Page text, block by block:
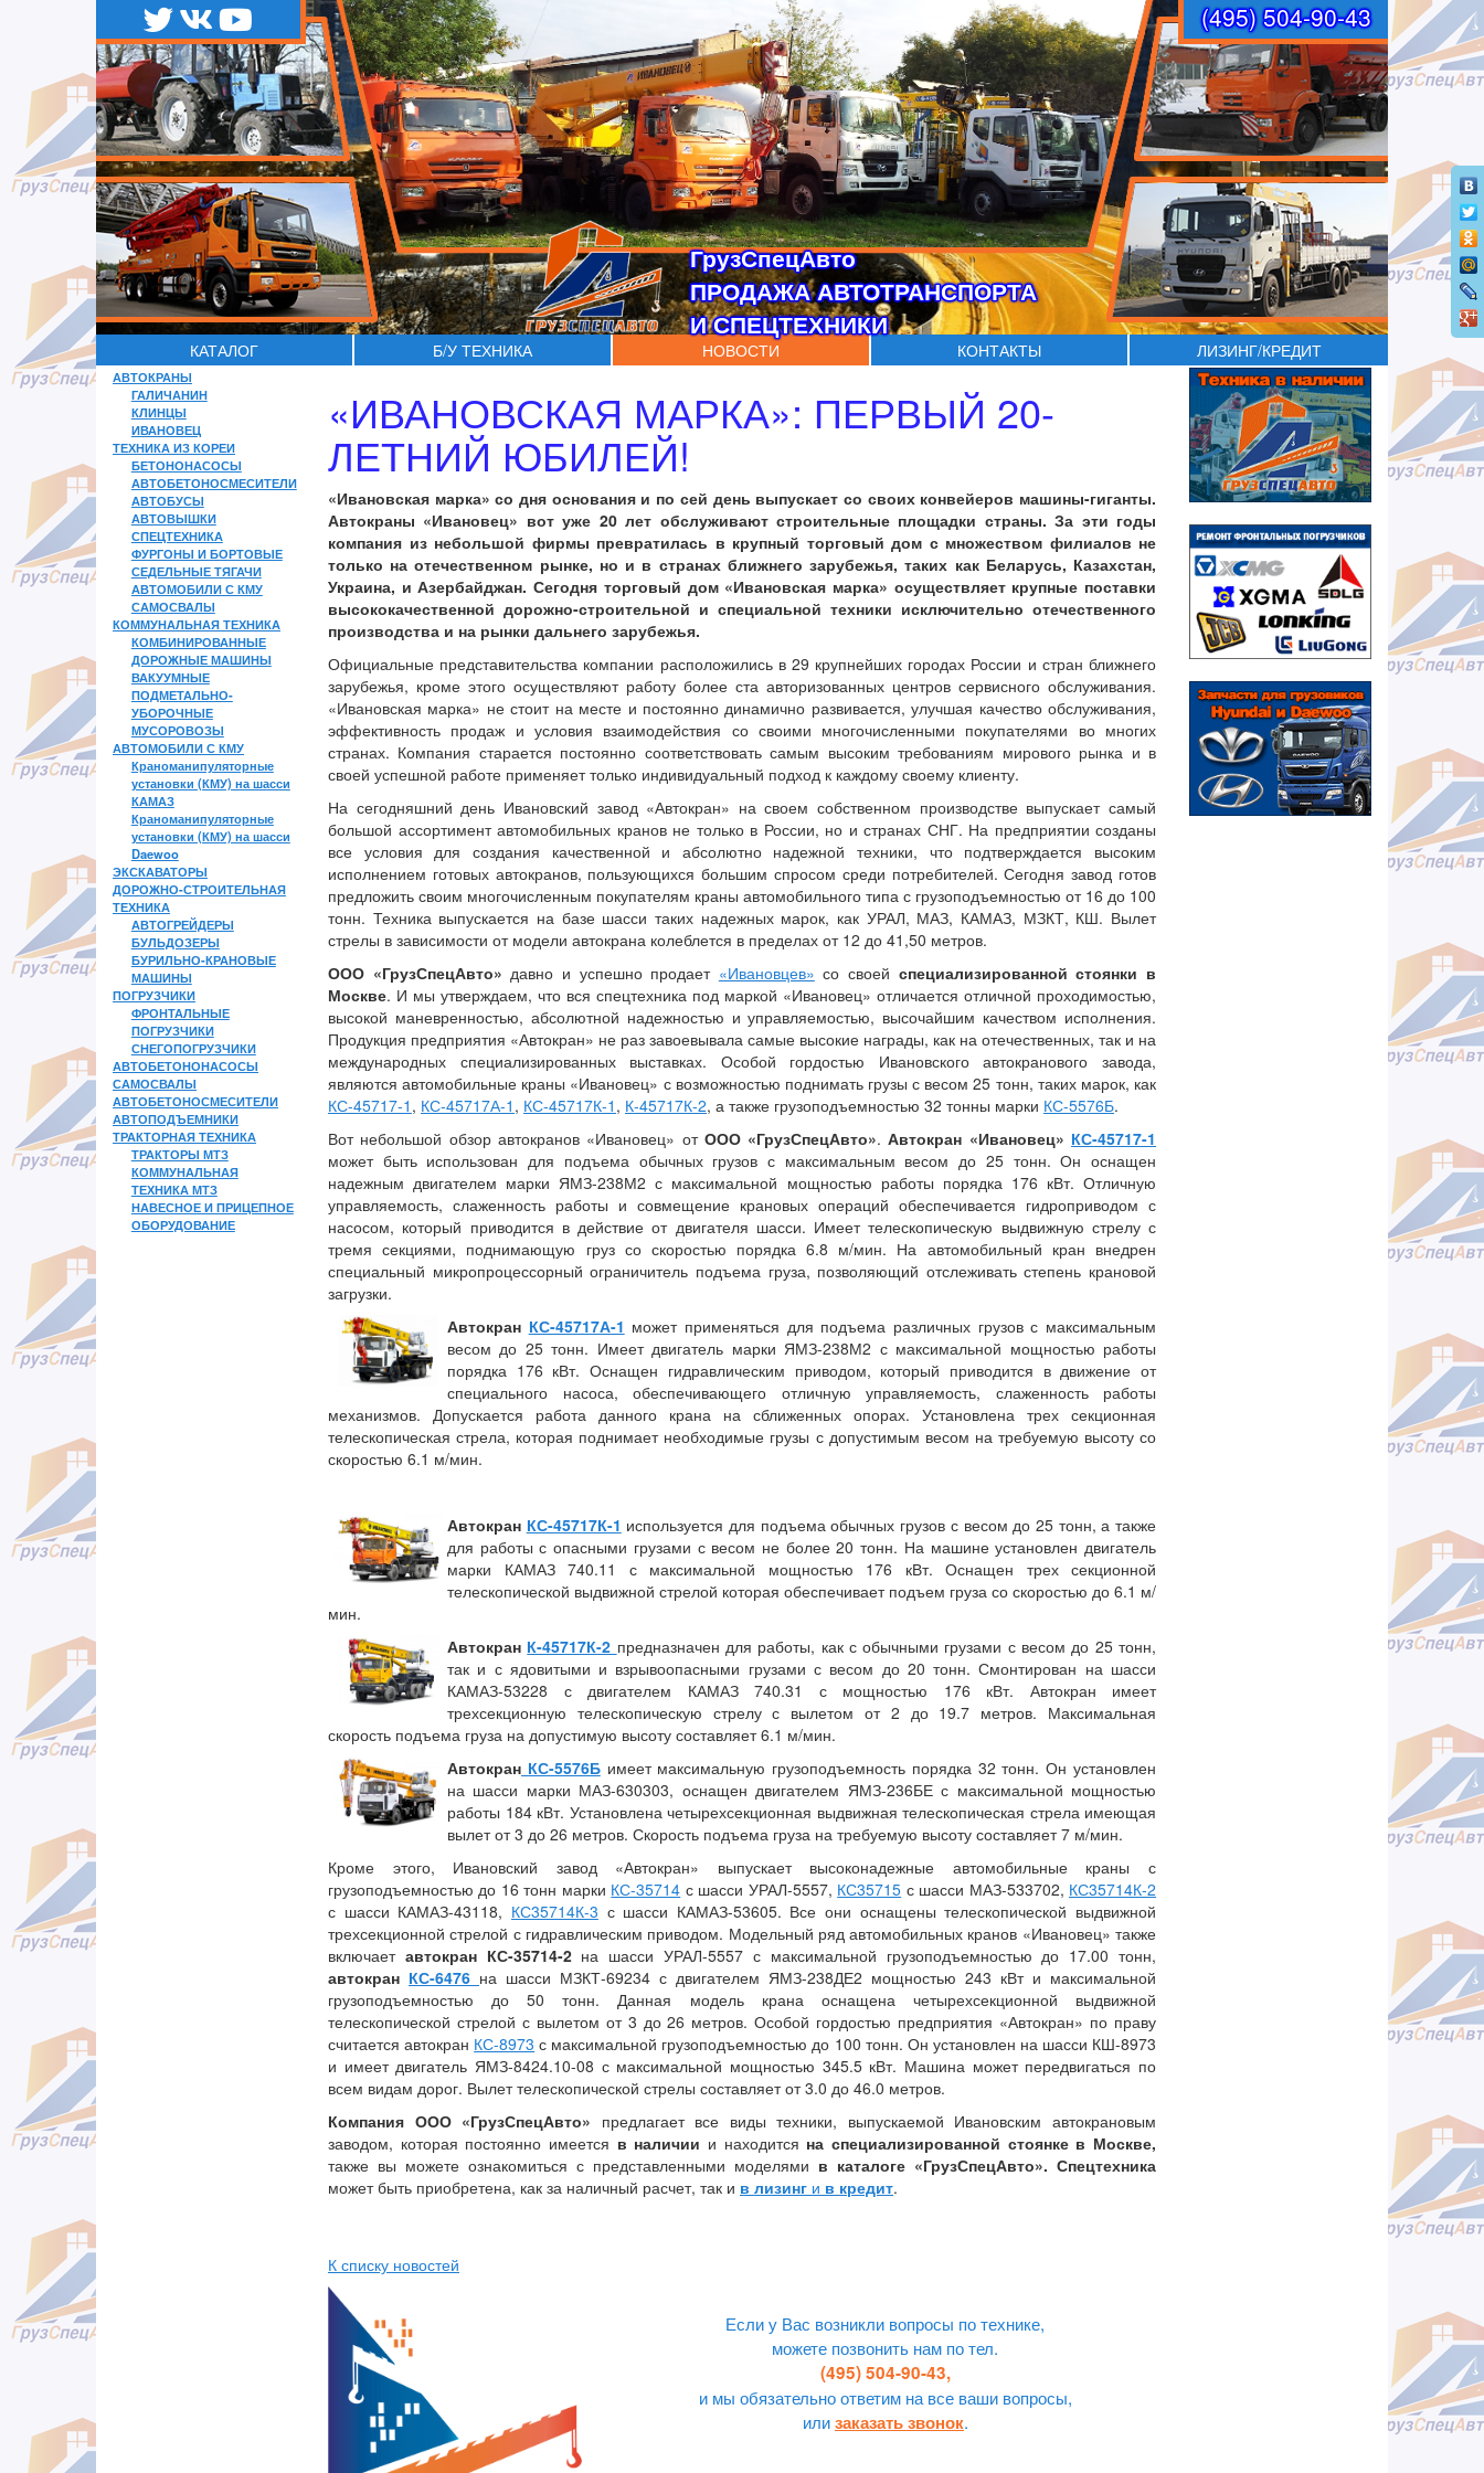
ГрузСпецАвто
ПРОДАЖА АВТОТРАНСПОРТА
И СПЕЦТЕХНИКИ
(495) 504-90-43
КАТАЛОГ Б/У ТЕХНИКА НОВОСТИ КОНТАКТЫ ЛИЗИНГ/КРЕДИТ
АВТОКРАНЫ
ГАЛИЧАНИН
КЛИНЦЫ
ИВАНОВЕЦ
ТЕХНИКА ИЗ КОРЕИ
БЕТОНОНАСОСЫ
АВТОБЕТОНОСМЕСИТЕЛИ
АВТОБУСЫ
АВТОВЫШКИ
СПЕЦТЕХНИКА
ФУРГОНЫ И БОРТОВЫЕ
СЕДЕЛЬНЫЕ ТЯГАЧИ
АВТОМОБИЛИ С КМУ
САМОСВАЛЫ
КОММУНАЛЬНАЯ ТЕХНИКА
КОМБИНИРОВАННЫЕ
ДОРОЖНЫЕ МАШИНЫ
ВАКУУМНЫЕ
ПОДМЕТАЛЬНО-
УБОРОЧНЫЕ
МУСОРОВОЗЫ
АВТОМОБИЛИ С КМУ
Краноманипуляторные
установки (КМУ) на шасси
КАМАЗ
Краноманипуляторные
установки (КМУ) на шасси
Daewoo
ЭКСКАВАТОРЫ
ДОРОЖНО-СТРОИТЕЛЬНАЯ
ТЕХНИКА
АВТОГРЕЙДЕРЫ
БУЛЬДОЗЕРЫ
БУРИЛЬНО-КРАНОВЫЕ
МАШИНЫ
ПОГРУЗЧИКИ
ФРОНТАЛЬНЫЕ
ПОГРУЗЧИКИ
СНЕГОПОГРУЗЧИКИ
АВТОБЕТОНОНАСОСЫ
САМОСВАЛЫ
АВТОБЕТОНОСМЕСИТЕЛИ
АВТОПОДЪЕМНИКИ
ТРАКТОРНАЯ ТЕХНИКА
ТРАКТОРЫ МТЗ
КОММУНАЛЬНАЯ
ТЕХНИКА МТЗ
НАВЕСНОЕ И ПРИЦЕПНОЕ
ОБОРУДОВАНИЕ
«ИВАНОВСКАЯ МАРКА»: ПЕРВЫЙ 20-
ЛЕТНИЙ ЮБИЛЕЙ!
«Ивановская марка» со дня основания и по сей день выпускает со своих конвейеров машины-гиганты.
Автокраны «Ивановец» вот уже 20 лет обслуживают строительные площадки страны. За эти годы
компания из небольшой фирмы превратилась в крупный торговый дом с множеством филиалов не
только на отечественном рынке, но и в странах ближнего зарубежья, таких как Беларусь, Казахстан,
Украина, и Азербайджан. Сегодня торговый дом «Ивановская марка» осуществляет крупные поставки
высококачественной дорожно-строительной и специальной техники исключительно отечественного
производства и на рынки дальнего зарубежья.
Официальные представительства компании расположились в 29 крупнейших городах России и стран ближнего
зарубежья, кроме этого осуществляют работу более ста авторизованных центров сервисного обслуживания.
«Ивановская марка» не стоит на месте и постоянно динамично развивается, улучшая качество обслуживания,
эффективность продаж и условия взаимодействия со своими многочисленными покупателями во многих
странах. Компания старается постоянно соответствовать самым высоким требованиям мирового рынка и в
своей успешной работе применяет только индивидуальный подход к каждому своему клиенту.
На сегодняшний день Ивановский завод «Автокран» на своем собственном производстве выпускает самый
большой ассортимент автомобильных кранов не только в России, но и странах СНГ. На предприятии созданы
все условия для создания качественной и абсолютно надежной техники, что подтверждается высоким
исполнением готовых автокранов, пользующихся большим спросом среди потребителей. Сегодня завод готов
предложить своим многочисленным покупателям краны автомобильного типа с грузоподъемностью от 16 до 100
тонн. Техника выпускается на базе шасси таких надежных марок, как УРАЛ, МАЗ, КАМАЗ, МЗКТ, КШ. Вылет
стрелы в зависимости от модели автокрана колеблется в пределах от 12 до 41,50 метров.
ООО «ГрузСпецАвто»давно и успешно продает «Ивановцев» со своей специализированной стоянки в
Москве. И мы утверждаем, что вся спецтехника под маркой «Ивановец» отличается отличной проходимостью,
высокой маневренностью, абсолютной надежностью и управляемостью, высочайшим качеством исполнения.
Продукция предприятия «Автокран» не раз завоевывала самые высокие награды, как на отечественных, так и на
международных специализированных выставках. Особой гордостью Ивановского автокранового завода,
являются автомобильные краны «Ивановец» с возможностью поднимать грузы с весом 25 тонн, таких марок, как
КС-45717-1 , КС-45717А-1 , КС-45717К-1 , К-45717К-2, а также грузоподъемностью 32 тонны марки КС-5576Б.
Вот небольшой обзор автокранов «Ивановец» от ООО «ГрузСпецАвто».Автокран «Ивановец» КС-45717-1
может быть использован для подъема обычных грузов с максимальным весом до 25 тонн. Он оснащен
надежным двигателем марки ЯМЗ-238М2 с максимальной мощностью работы порядка 176 кВт. Отличную
управляемость, слаженность работы и совмещение крановых операций обеспечивается гидроприводом с
насосом, который приводится в действие от двигателя шасси. Имеет телескопическую выдвижную стрелу с
тремя секциями, поднимающую груз со скоростью порядка 6.8 м/мин. На автомобильный кран внедрен
специальный микропроцессорный ограничитель подъема груза, позволяющий отслеживать степень крановой
загрузки.
Автокран КС-45717А-1 может применяться для подъема различных грузов с максимальным
весом до 25 тонн. Имеет двигатель марки ЯМЗ-238М2 с максимальной мощностью работы
порядка 176 кВт. Оснащен гидравлическим приводом, который приводится в движение от
специального насоса, обеспечивающего отличную управляемость, слаженность работы
механизмов. Допускается работа данного крана на сближенных опорах. Установлена трех секционная
телескопическая стрела, которая поднимает необходимые грузы с допустимым весом на требуемую высоту со
скоростью 6.1 м/мин.
Автокран КС-45717К-1 используется для подъема обычных грузов с весом до 25 тонн, а также
для работы с опасными грузами с весом не более 20 тонн. На машине установлен двигатель
марки КАМАЗ 740.11 с максимальной мощностью 176 кВт. Оснащен трех секционной
телескопической выдвижной стрелой которая обеспечивает подъем груза со скоростью до 6.1 м/
мин.
Автокран К-45717К-2 предназначен для работы, как с обычными грузами с весом до 25 тонн,
так и с ядовитыми и взрывоопасными грузами с весом до 20 тонн. Смонтирован на шасси
КАМАЗ-53228 с двигателем КАМАЗ 740.31 с мощностью 176 кВт. Автокран имеет
трехсекционную телескопическую стрелу с вылетом от 2 до 19.7 метров. Максимальная
скорость подъема груза на допустимую высоту составляет 6.1 м/мин.
Автокран КС-5576Бимеет максимальную грузоподъемность порядка 32 тонн. Он установлен
на шасси марки МАЗ-630303, оснащен двигателем ЯМЗ-236БЕ с максимальной мощностью
работы 184 кВт. Установлена четырехсекционная выдвижная телескопическая стрела имеющая
вылет от 3 до 26 метров. Скорость подъема груза на требуемую высоту составляет 7 м/мин.
Кроме этого, Ивановский завод «Автокран» выпускает высоконадежные автомобильные краны с
грузоподъемностью до 16 тонн марки КС-35714 с шасси УРАЛ-5557, КС35715 с шасси МАЗ-533702, КС35714К-2
с шасси КАМАЗ-43118, КС35714К-3 с шасси КАМАЗ-53605. Все они оснащены телескопической выдвижной
трехсекционной стрелой с гидравлическим приводом. Модельный ряд автомобильных кранов «Ивановец» также
включает автокран КС-35714-2на шасси УРАЛ-5557 с максимальной грузоподъемностью до 17.00 тонн,
автокран КС-6476 на шасси МЗКТ-69234 с двигателем ЯМЗ-238ДЕ2 мощностью 243 кВт и максимальной
грузоподъемностью до 50 тонн. Данная модель крана оснащена четырехсекционной выдвижной
телескопической стрелой с вылетом от 3 до 26 метров. Особой гордостью предприятия «Автокран» по праву
считается автокран КС-8973 с максимальной грузоподъемностью до 100 тонн. Он установлен на шасси КШ-8973
и имеет двигатель ЯМЗ-8424.10-08 с максимальной мощностью 345.5 кВт. Машина может передвигаться по
всем видам дорог. Вылет телескопической стрелы составляет от 3.0 до 46.0 метров.
Компания ООО «ГрузСпецАвто» предлагает все виды техники, выпускаемой Ивановским автокрановым
заводом, которая постоянно имеется в наличии и находится на специализированной стоянке в Москве,
также вы можете ознакомиться с представленными моделями в каталоге «ГрузСпецАвто». Спецтехника
может быть приобретена, как за наличный расчет, так и в лизинг и в кредит.
К списку новостей
Если у Вас возникли вопросы по технике,
можете позвонить нам по тел.
(495) 504-90-43,
и мы обязательно ответим на все ваши вопросы,
илизаказать звонок.